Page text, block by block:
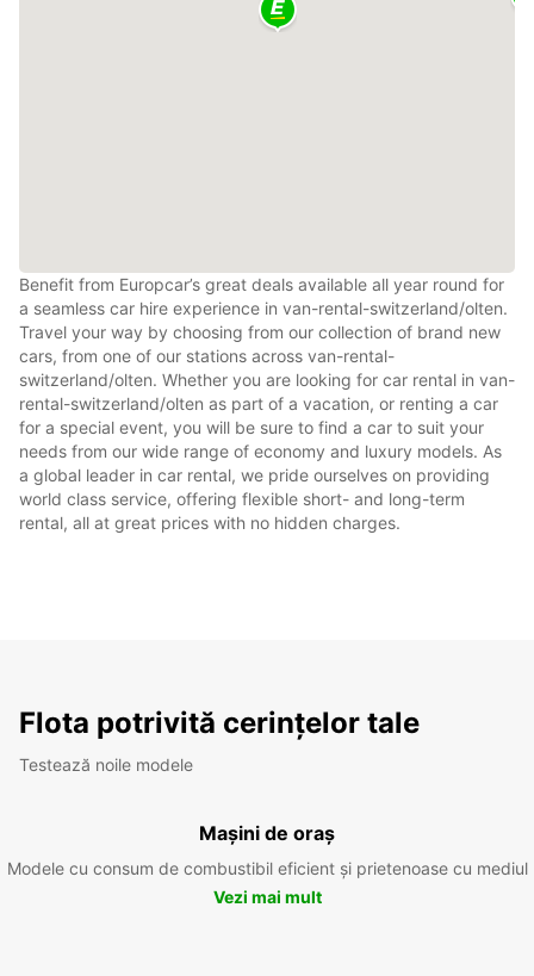
Benefit from Europcar’s great deals available all year round for
a seamless car hire experience in van-rental-switzerland/olten.
Travel your way by choosing from our collection of brand new
cars, from one of our stations across van-rental-
switzerland/olten. Whether you are looking for car rental in van-
rental-switzerland/olten as part of a vacation, or renting a car
for a special event, you will be sure to find a car to suit your
needs from our wide range of economy and luxury models. As
a global leader in car rental, we pride ourselves on providing
world class service, offering flexible short- and long-term
rental, all at great prices with no hidden charges.
Flota potrivită cerințelor tale
Testează noile modele
Mașini de oraș
Modele cu consum de combustibil eficient și prietenoase cu mediul
Vezi mai mult